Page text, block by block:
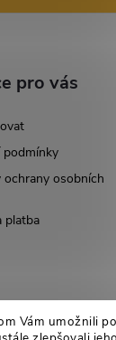
Vám umožnili
pro vás
podmínky
ochrany osobních
platba